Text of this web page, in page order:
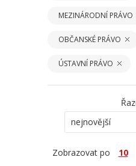
MEZINÁRODNÍ PRÁVO
OBČANSKÉ PRÁVO
ÚSTAVNÍ PRÁVO
nejnovější
Zobrazovat po 10